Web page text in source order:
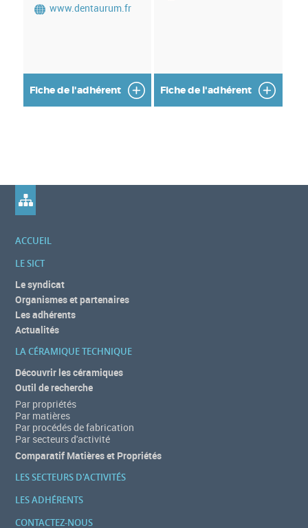
m
t
www.dentaurum.fr
Fiche de l'adhérent Fiche de l'adhérent
ACCUEIL
LE SICT
Le syndicat
Organismes et partenaires
Les adhérents
Actualités
LA CÉRAMIQUE TECHNIQUE
Découvrir les céramiques
Outil de recherche
Par propriétés
Par matières
Par procédés de fabrication
Par secteurs d'activité
Comparatif Matières et Propriétés
LES SECTEURS D'ACTIVITÉS
LES ADHÉRENTS
CONTACTEZ-NOUS